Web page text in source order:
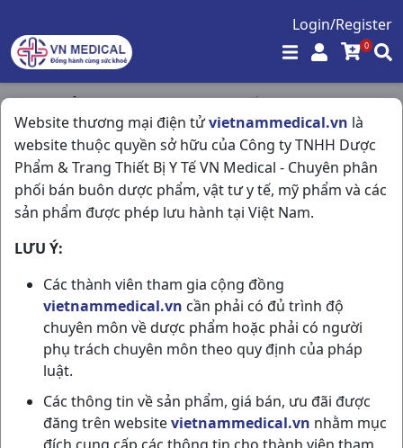
Login/Register
0
Website thương mại điện tửvietnammedical.vn là
website thuộc quyền sở hữu của Công ty TNHH Dược
Phẩm & Trang Thiết Bị Y Tế VN Medical - Chuyên phân
phối bán buôn dược phẩm, vật tư y tế, mỹ phẩm và các
sản phẩm được phép lưu hành tại Việt Nam.
LƯU Ý:
Các thành viên tham gia cộng đồng
vietnammedical.vn cần phải có đủ trình độ
chuyên môn về dược phẩm hoặc phải có người
phụ trách chuyên môn theo quy định của pháp
luật.
Các thông tin về sản phẩm, giá bán, ưu đãi được
đăng trên websitevietnammedical.vn nhằm mục
đích cung cấp các thông tin cho thành viên tham
Trang chủ / Kháng Sinh - Kháng Nấm - Kháng Virus /
Zinmax 250mg H10v Domesco